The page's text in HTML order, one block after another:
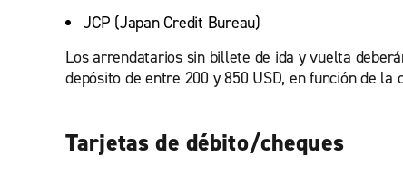
JCP (Japan Credit Bureau)
Los arrendatarios sin billete de ida y vuelta
depósito de entre 200 y 850 USD, en función de
Tarjetas de débito/cheques